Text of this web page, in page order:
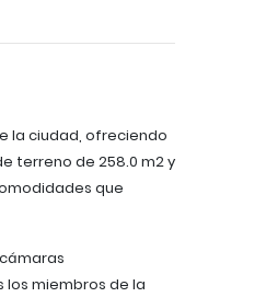
la ciudad, ofreciendo
terreno de 258.0 m2 y
que
miembros de la